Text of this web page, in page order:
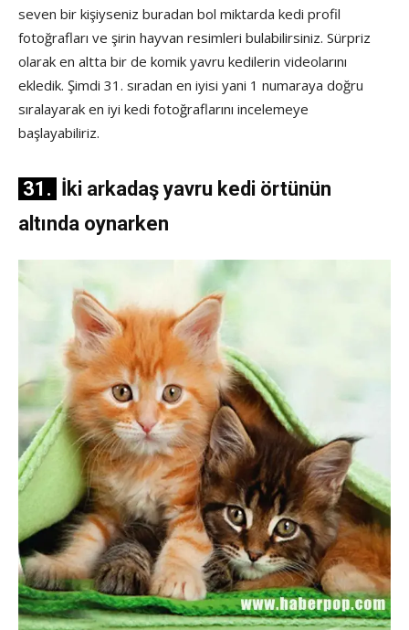
seven bir kişiyseniz buradan bol miktarda kedi profil
fotoğrafları ve şirin hayvan resimleri bulabilirsiniz. Sürpriz
olarak en altta bir de komik yavru kedilerin videolarını
ekledik. Şimdi 31. sıradan en iyisi yani 1 numaraya doğru
sıralayarak en iyi kedi fotoğraflarını incelemeye
başlayabiliriz.
31. İki arkadaş yavru kedi örtünün
altında oynarken